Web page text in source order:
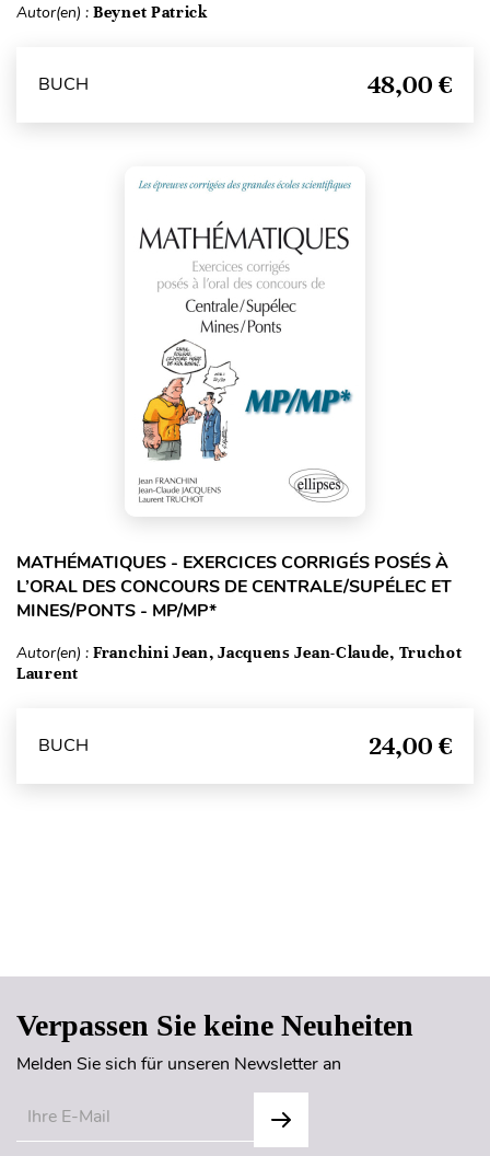
Autor(en) : Beynet Patrick
BUCH 48,00 €
MATHÉMATIQUES - EXERCICES CORRIGÉS POSÉS À
L’ORAL DES CONCOURS DE CENTRALE/SUPÉLEC ET
MINES/PONTS - MP/MP*
Autor(en) : Franchini Jean, Jacquens Jean-Claude, Truchot
Laurent
BUCH 24,00 €
Verpassen Sie keine Neuheiten
Melden Sie sich für unseren Newsletter an